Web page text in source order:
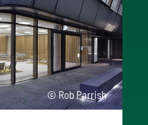
© Rob Parrish